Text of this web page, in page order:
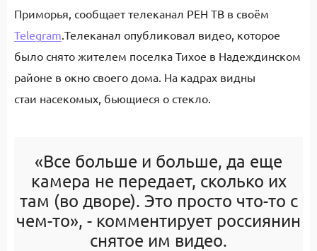
Приморья, сообщает телеканал РЕН ТВ в своём
Telegram.Телеканал опубликовал видео, которое
было снято жителем поселка Тихое в Надеждинском
районе в окно своего дома. На кадрах видны
стаи насекомых, бьющиеся о стекло.
«Все больше и больше, да еще
камера не передает, сколько их
там (во дворе). Это просто что-то с
чем-то», - комментирует россиянин
снятое им видео.